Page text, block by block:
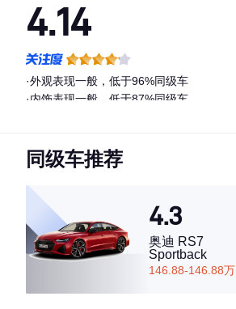
4.14
·外观表现一般，低于96%同级车
·内饰表现一般，低于87%同级车
同级车推荐
4.3
奥迪 RS7
Sportback
146.88-146.88万